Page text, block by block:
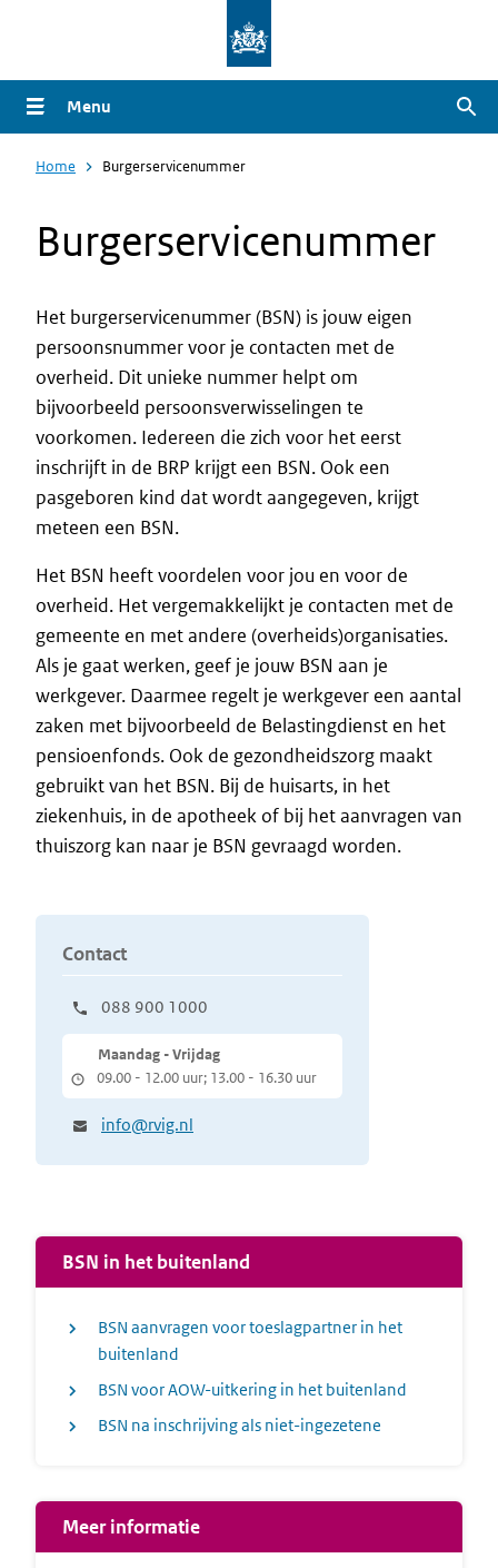
naar
de
gaan
Menu
Home Burgerservicenummer
Burgerservicenummer
Intro
Het burgerservicenummer (BSN) is jouw eigen
persoonsnummer voor je contacten met de
overheid. Dit unieke nummer helpt om
bijvoorbeeld persoonsverwisselingen te
voorkomen. Iedereen die zich voor het eerst
inschrijft in de BRP krijgt een BSN. Ook een
pasgeboren kind dat wordt aangegeven, krijgt
meteen een BSN.
Het BSN heeft voordelen voor jou en voor de
overheid. Het vergemakkelijkt je contacten met de
gemeente en met andere (overheids)organisaties.
Als je gaat werken, geef je jouw BSN aan je
werkgever. Daarmee regelt je werkgever een aantal
zaken met bijvoorbeeld de Belastingdienst en het
pensioenfonds. Ook de gezondheidszorg maakt
gebruikt van het BSN. Bij de huisarts, in het
ziekenhuis, in de apotheek of bij het aanvragen van
thuiszorg kan naar je BSN gevraagd worden.
Contact
088 900 1000
Maandag - Vrijdag
09.00 - 12.00 uur; 13.00 - 16.30 uur
info@rvig.nl
BSN in het buitenland
BSN aanvragen voor toeslagpartner in het
buitenland
BSN voor AOW-uitkering in het buitenland
BSN na inschrijving als niet-ingezetene
Meer informatie